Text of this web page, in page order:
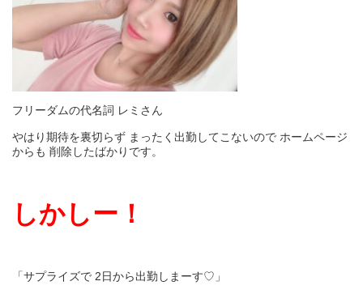
フリーダムの代名詞 レミさん
やはり期待を裏切らず まったく出勤してこないので ホームページ
からも 削除したばかりです。
しかしー！
「サプライズで 2日から出勤しまーす♡」